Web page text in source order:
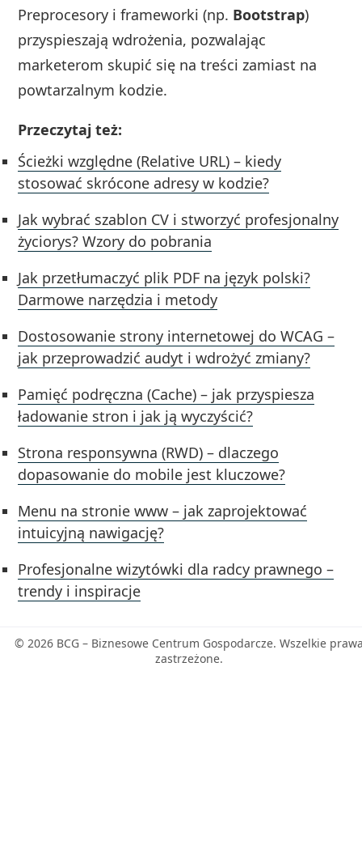
Preprocesory i frameworki (np. Bootstrap)
przyspieszają wdrożenia, pozwalając
marketerom skupić się na treści zamiast na
powtarzalnym kodzie.
Przeczytaj też:
Ścieżki względne (Relative URL) – kiedy
stosować skrócone adresy w kodzie?
Jak wybrać szablon CV i stworzyć profesjonalny
życiorys? Wzory do pobrania
Jak przetłumaczyć plik PDF na język polski?
Darmowe narzędzia i metody
Dostosowanie strony internetowej do WCAG –
jak przeprowadzić audyt i wdrożyć zmiany?
Pamięć podręczna (Cache) – jak przyspiesza
ładowanie stron i jak ją wyczyścić?
Strona responsywna (RWD) – dlaczego
dopasowanie do mobile jest kluczowe?
Menu na stronie www – jak zaprojektować
intuicyjną nawigację?
Profesjonalne wizytówki dla radcy prawnego –
trendy i inspiracje
© 2026 BCG – Biznesowe Centrum Gospodarcze. Wszelkie
zastrzeżone.